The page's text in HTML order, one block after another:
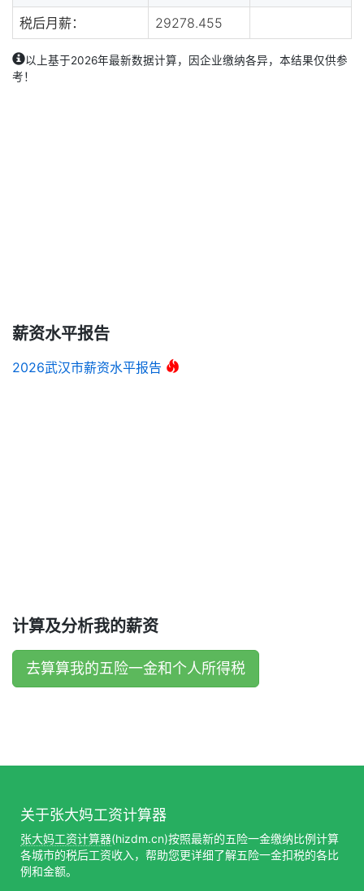
税后月薪：
29278.455
以上基于2026年最新数据计算，因企业缴纳各异，本结果仅供参
考！
薪资水平报告
2026武汉市薪资水平报告
计算及分析我的薪资
去算算我的五险一金和个人所得税
关于张大妈工资计算器
张大妈工资计算器(hizdm.cn)按照最新的五险一金缴纳比例计算
各城市的税后工资收入，帮助您更详细了解五险一金扣税的各比
例和金额。